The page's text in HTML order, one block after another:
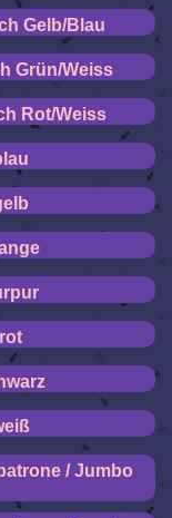
Gelb/Blau
Grün/Weiss
Rot/Weiss
/ Jumbo